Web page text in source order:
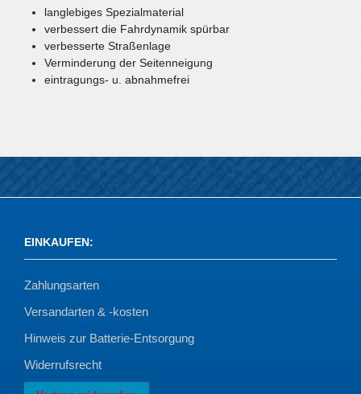
langlebiges Spezialmaterial
verbessert die Fahrdynamik spürbar
verbesserte Straßenlage
Verminderung der Seitenneigung
eintragungs- u. abnahmefrei
EINKAUFEN:
Zahlungsarten
Versandarten & -kosten
Hinweis zur Batterie-Entsorgung
Widerrufsrecht